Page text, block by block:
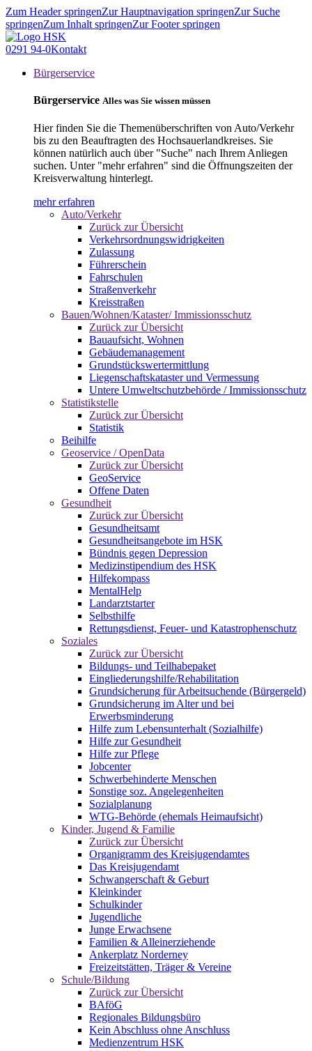
Zum Header springenZur Hauptnavigation springenZur Suche
springenZum Inhalt springenZur Footer springen
0291 94-0Kontakt
Bürgerservice
Bürgerservice Alles was Sie wissen müssen
Hier finden Sie die Themenüberschriften von Auto/Verkehr
bis zu den Beauftragten des Hochsauerlandkreises. Sie
können natürlich auch über "Suche" nach Ihrem Anliegen
suchen. Unter "mehr erfahren" sind die Öffnungszeiten der
Kreisverwaltung hinterlegt.
mehr erfahren
Auto/Verkehr
Zurück zur Übersicht
Verkehrsordnungswidrigkeiten
Zulassung
Führerschein
Fahrschulen
Straßenverkehr
Kreisstraßen
Bauen/Wohnen/Kataster/ Immissionsschutz
Zurück zur Übersicht
Bauaufsicht, Wohnen
Gebäudemanagement
Grundstückswertermittlung
Liegenschaftskataster und Vermessung
Untere Umweltschutzbehörde / Immissionsschutz
Statistikstelle
Zurück zur Übersicht
Statistik
Beihilfe
Geoservice / OpenData
Zurück zur Übersicht
GeoService
Offene Daten
Gesundheit
Zurück zur Übersicht
Gesundheitsamt
Gesundheitsangebote im HSK
Bündnis gegen Depression
Medizinstipendium des HSK
Hilfekompass
MentalHelp
Landarztstarter
Selbsthilfe
Rettungsdienst, Feuer- und Katastrophenschutz
Soziales
Zurück zur Übersicht
Bildungs- und Teilhabepaket
Eingliederungshilfe/Rehabilitation
Grundsicherung für Arbeitsuchende (Bürgergeld)
Grundsicherung im Alter und bei
Erwerbsminderung
Hilfe zum Lebensunterhalt (Sozialhilfe)
Hilfe zur Gesundheit
Hilfe zur Pflege
Jobcenter
Schwerbehinderte Menschen
Sonstige soz. Angelegenheiten
Sozialplanung
WTG-Behörde (ehemals Heimaufsicht)
Kinder, Jugend & Familie
Zurück zur Übersicht
Organigramm des Kreisjugendamtes
Das Kreisjugendamt
Schwangerschaft & Geburt
Kleinkinder
Schulkinder
Jugendliche
Junge Erwachsene
Familien & Alleinerziehende
Ankerplatz Norderney
Freizeitstätten, Träger & Vereine
Schule/Bildung
Zurück zur Übersicht
BAföG
Regionales Bildungsbüro
Kein Abschluss ohne Anschluss
Medienzentrum HSK